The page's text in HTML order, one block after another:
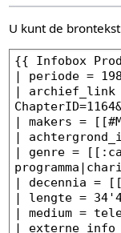
U kunt de